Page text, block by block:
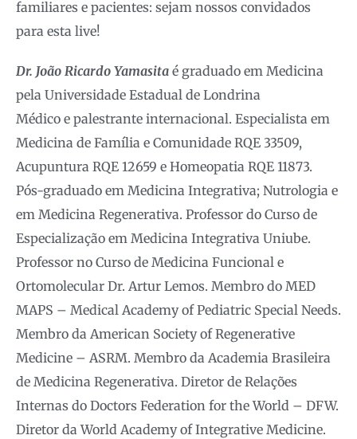
familiares e pacientes: sejam nossos convidados
para esta live!
Dr. João Ricardo Yamasita é graduado em Medicina
pela Universidade Estadual de Londrina
Médico e palestrante internacional. Especialista em
Medicina de Família e Comunidade RQE 33509,
Acupuntura RQE 12659 e Homeopatia RQE 11873.
Pós-graduado em Medicina Integrativa; Nutrologia e
em Medicina Regenerativa. Professor do Curso de
Especialização em Medicina Integrativa Uniube.
Professor no Curso de Medicina Funcional e
Ortomolecular Dr. Artur Lemos. Membro do MED
MAPS – Medical Academy of Pediatric Special Needs.
Membro da American Society of Regenerative
Medicine – ASRM. Membro da Academia Brasileira
de Medicina Regenerativa. Diretor de Relações
Internas do Doctors Federation for the World – DFW.
Diretor da World Academy of Integrative Medicine.